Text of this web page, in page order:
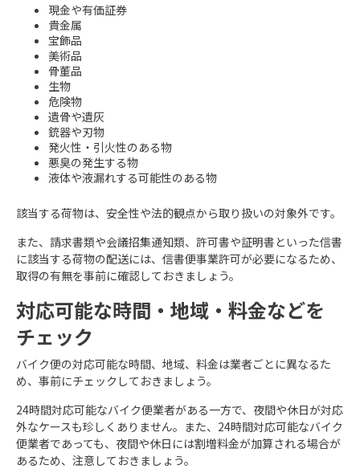
現金や有価証券
貴金属
宝飾品
美術品
骨董品
生物
危険物
遺骨や遺灰
銃器や刃物
発火性・引火性のある物
悪臭の発生する物
液体や液漏れする可能性のある物
該当する荷物は、安全性や法的観点から取り扱いの対象外です。
また、請求書類や会議招集通知類、許可書や証明書といった信書
に該当する荷物の配送には、信書便事業許可が必要になるため、
取得の有無を事前に確認しておきましょう。
対応可能な時間・地域・料金などを
チェック
バイク便の対応可能な時間、地域、料金は業者ごとに異なるた
め、事前にチェックしておきましょう。
24時間対応可能なバイク便業者がある一方で、夜間や休日が対応
外なケースも珍しくありません。また、24時間対応可能なバイク
便業者であっても、夜間や休日には割増料金が加算される場合が
あるため、注意しておきましょう。